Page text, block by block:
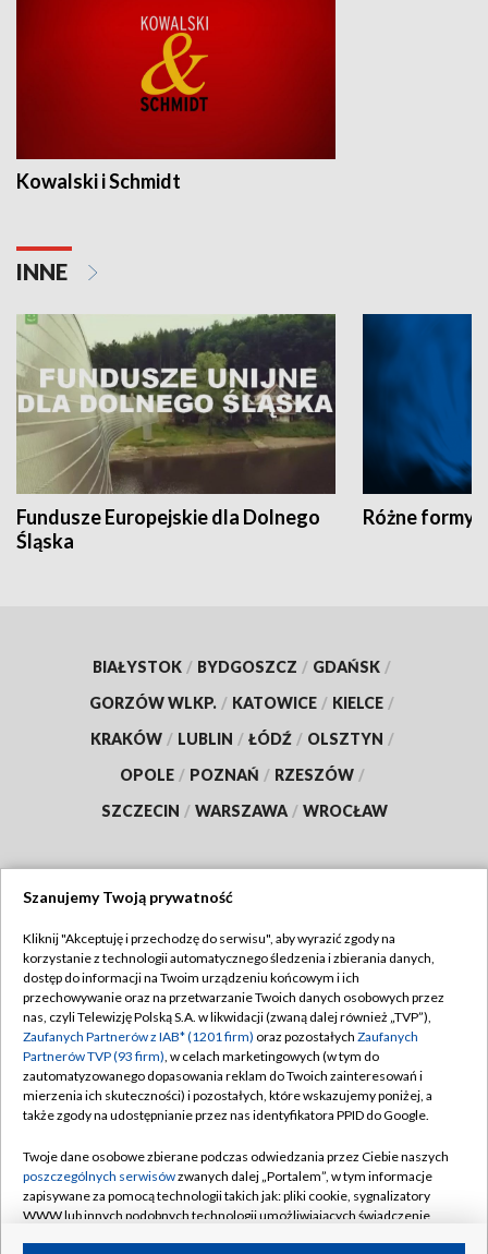
Kowalski i Schmidt
INNE
Fundusze Europejskie dla Dolnego
Śląska
Różne formy
BIAŁYSTOK / BYDGOSZCZ / GDAŃSK /
GORZÓW WLKP. / KATOWICE / KIELCE /
KRAKÓW / LUBLIN / ŁÓDŹ / OLSZTYN /
OPOLE / POZNAŃ / RZESZÓW /
SZCZECIN / WARSZAWA / WROCŁAW
TVP
Abonament TVP
Emisja w TVP
Centrum informacji TVP
Naziemna Telewizja Cyfrowa
Rada Programowa
System NOS
Informacje o nadawcy
Regulamin TVP
Polityka prywatności
Moje zgody
Pomoc
Kontakt
Kanały
Szanujemy Twoją prywatność
Kliknij "Akceptuję i przechodzę do serwisu", aby wyrazić zgody na
korzystanie z technologii automatycznego śledzenia i zbierania danych,
dostęp do informacji na Twoim urządzeniu końcowym i ich
przechowywanie oraz na przetwarzanie Twoich danych osobowych przez
nas, czyli Telewizję Polską S.A. w likwidacji (zwaną dalej również „TVP”),
Zaufanych Partnerów z IAB* (1201 firm) oraz pozostałych Zaufanych
Partnerów TVP (93 firm), w celach marketingowych (w tym do
zautomatyzowanego dopasowania reklam do Twoich zainteresowań i
mierzenia ich skuteczności) i pozostałych, które wskazujemy poniżej, a
także zgody na udostępnianie przez nas identyfikatora PPID do Google.
Twoje dane osobowe zbierane podczas odwiedzania przez Ciebie naszych
poszczególnych serwisówzwanych dalej „Portalem”, w tym informacje
zapisywane za pomocą technologii takich jak: pliki cookie, sygnalizatory
WWW lub innych podobnych technologii umożliwiających świadczenie